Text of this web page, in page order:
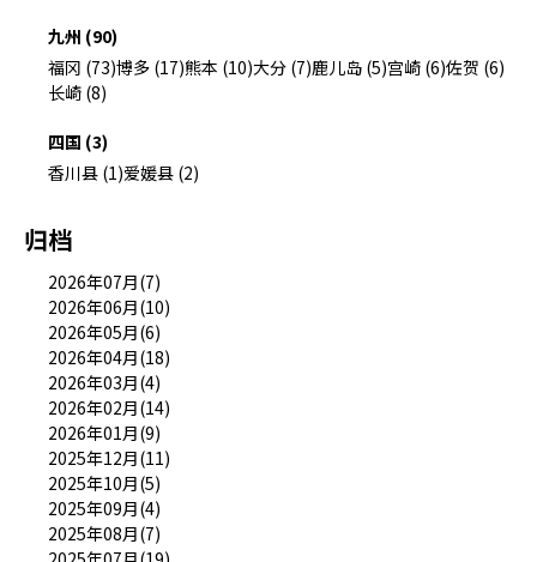
九州 (90)
福冈 (73)博多 (17)熊本 (10)大分 (7)鹿儿岛 (5)宫崎 (6)佐贺 (6)
长崎 (8)
四国 (3)
香川县 (1)爱媛县 (2)
归档
2026年07月(7)
2026年06月(10)
2026年05月(6)
2026年04月(18)
2026年03月(4)
2026年02月(14)
2026年01月(9)
2025年12月(11)
2025年10月(5)
2025年09月(4)
2025年08月(7)